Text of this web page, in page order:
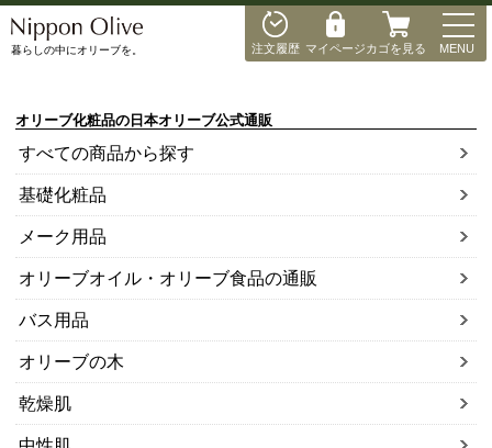
注文履歴 マイページカゴを見る MENU
暮らしの中にオリーブを。
商品検索
在庫ありのみ検索
オリーブ化粧品の日本オリーブ公式通販
すべての商品から探す
基礎化粧品
メーク用品
オリーブオイル・オリーブ食品の通販
バス用品
オリーブの木
乾燥肌